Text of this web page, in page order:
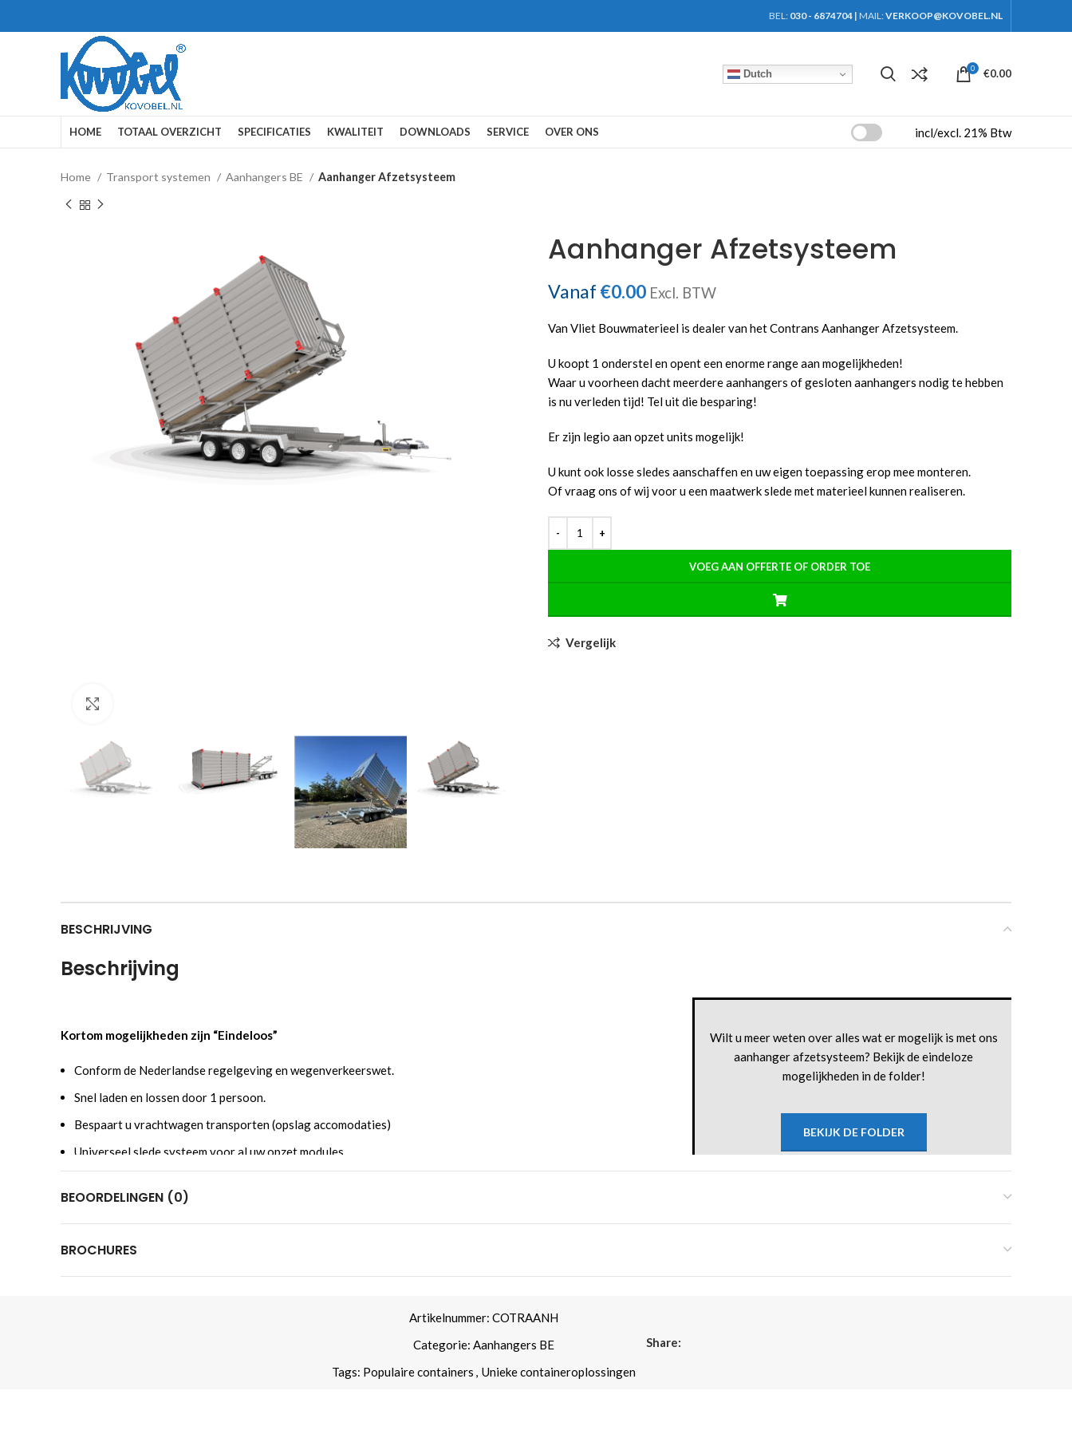
BEL: 030 - 6874704 | MAIL:VERKOOP@KOVOBEL.NL
Dutch 0 €0.00
HOME TOTAAL OVERZICHT SPECIFICATIES KWALITEIT DOWNLOADS SERVICE OVER ONS incl/excl. 21% Btw
Home Transport systemen Aanhangers BE Aanhanger Afzetsysteem
Aanhanger Afzetsysteem
Vanaf €0.00 Excl. BTW
Van Vliet Bouwmaterieel is dealer van het Contrans Aanhanger Afzetsysteem.
U koopt 1 onderstel en opent een enorme range aan mogelijkheden!
Waar u voorheen dacht meerdere aanhangers of gesloten aanhangers nodig te hebben
is nu verleden tijd! Tel uit die besparing!
Er zijn legio aan opzet units mogelijk!
U kunt ook losse sledes aanschaffen en uw eigen toepassing erop mee monteren.
Of vraag ons of wij voor u een maatwerk slede met materieel kunnen realiseren.
VOEG AAN OFFERTE OF ORDER TOE
Vergelijk
BESCHRIJVING
Beschrijving
Kortom mogelijkheden zijn “Eindeloos”
Conform de Nederlandse regelgeving en wegenverkeerswet.
Snel laden en lossen door 1 persoon.
Bespaart u vrachtwagen transporten (opslag accomodaties)
Universeel slede systeem voor al uw opzet modules
Zelf sledes uitbreiden of door ons op maat laten maken, dat kan!
zij kunnen hun materieel in de container op hun project lossen. Vervolgens trekken zij de laadbak erop en
deze hebben vaak meerdere geslote aanhangers nu kunnen zij met 1 of 2 aanhangers meerdere
containers op slede naar projecten afvoeren. De aanschaf van containers met slede is vele malen goedkoper dan
Wilt u meer weten over alles wat er mogelijk is met ons
aanhanger afzetsysteem? Bekijk de eindeloze
mogelijkheden in de folder!
BEKIJK DE FOLDER
BEOORDELINGEN (0)
BROCHURES
Artikelnummer: COTRAANH
Categorie: Aanhangers BE
Tags: Populaire containers Unieke containeroplossingen
Share: